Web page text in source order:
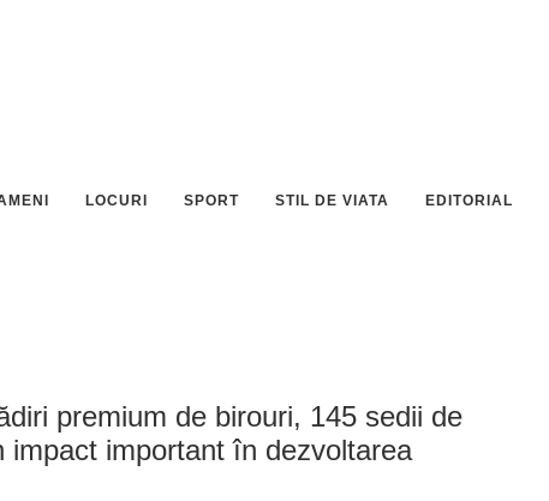
LOCURI SPORT STIL DE VIATA EDITORIAL
premium de birouri, 145 sedii de
impact important în dezvoltarea